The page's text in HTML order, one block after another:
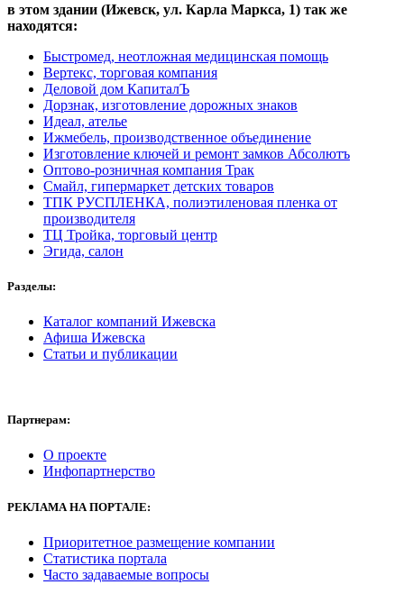
в этом здании (Ижевск, ул. Карла Маркса, 1) так же
находятся:
Быстромед, неотложная медицинская помощь
Вертекс, торговая компания
Деловой дом КапиталЪ
Дорзнак, изготовление дорожных знаков
Идеал, ателье
Ижмебель, производственное объединение
Изготовление ключей и ремонт замков Абсолютъ
Оптово-розничная компания Трак
Смайл, гипермаркет детских товаров
ТПК РУСПЛЕНКА, полиэтиленовая пленка от
производителя
ТЦ Тройка, торговый центр
Эгида, салон
Разделы:
Каталог компаний Ижевска
Афиша Ижевска
Статьи и публикации
Партнерам:
О проекте
Инфопартнерство
РЕКЛАМА НА ПОРТАЛЕ:
Приоритетное размещение компании
Статистика портала
Часто задаваемые вопросы